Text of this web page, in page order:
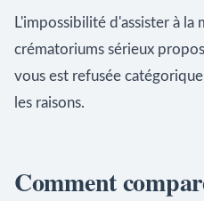
L'impossibilité d'assister à la
crématoriums sérieux
vous est refusée
les raisons.
Comment